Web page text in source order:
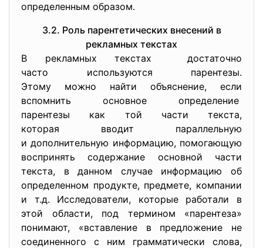
определенным образом.
3.2. Роль парентетических внесений в
рекламных текстах
В рекламных текстах достаточно
часто используются парентезы.
Этому можно найти объяснение, если
вспомнить основное определение
парентезы как той части текста,
которая вводит параллельную
и дополнительную информацию, помогающую
воспринять содержание основной части
текста, в данном случае информацию об
определенном продукте, предмете, компании
и т.д. Исследователи, которые работали в
этой области, под термином «парентеза»
понимают, «вставление в предложение не
соединенного с ним грамматически слова,